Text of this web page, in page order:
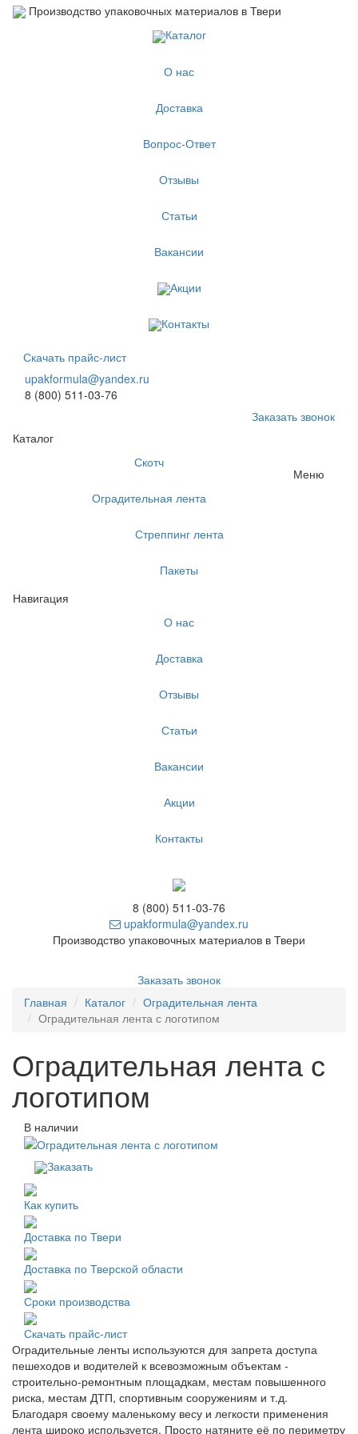
Производство упаковочных материалов в Твери
Каталог
О нас
Доставка
Вопрос-Ответ
Отзывы
Статьи
Вакансии
Акции
Контакты
Скачать прайс-лист
upakformula@yandex.ru
8 (800) 511-03-76
Заказать звонок
Меню
Каталог
Скотч
Оградительная лента
Стреппинг лента
Пакеты
Навигация
О нас
Доставка
Отзывы
Статьи
Вакансии
Акции
Контакты
8 (800) 511-03-76
upakformula@yandex.ru
Производство упаковочных материалов в Твери
Заказать звонок
Главная
Каталог
Оградительная лента
Оградительная лента с логотипом
Оградительная лента с
логотипом
В наличии
Заказать
Как купить
Доставка по Твери
Доставка по Тверской области
Сроки производства
Скачать прайс-лист
Оградительные ленты используются для запрета доступа
пешеходов и водителей к всевозможным объектам -
строительно-ремонтным площадкам, местам повышенного
риска, местам ДТП, спортивным сооружениям и т.д.
Благодаря своему маленькому весу и легкости применения
лента широко используется. Просто натяните её по периметру